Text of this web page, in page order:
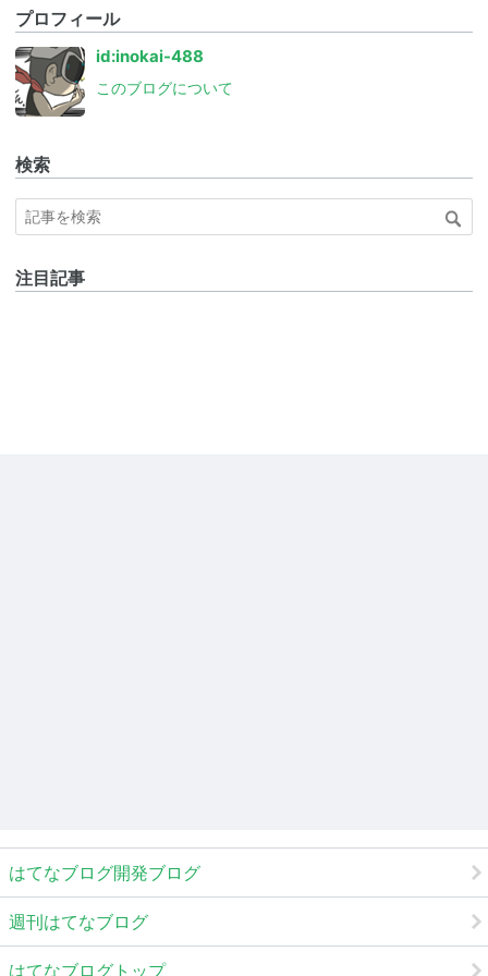
プロフィール
id:inokai-488
このブログについて
検索
注目記事
はてなブログ開発ブログ
週刊はてなブログ
はてなブログトップ